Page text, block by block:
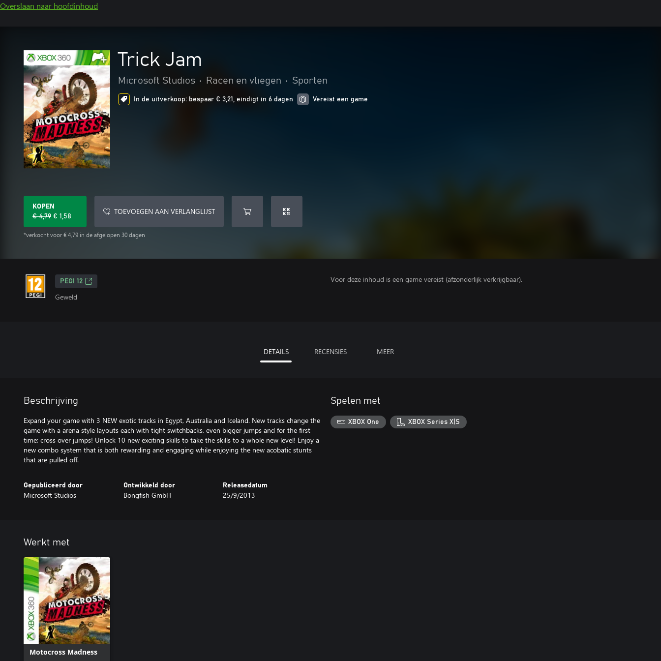
Overslaan naar hoofdinhoud
Trick Jam
Microsoft Studios • Racen en vliegen • Sporten
In de uitverkoop: bespaar € 3,21, eindigt in 6 dagen Vereist een game
KOPEN
€ 4,79 € 1,58
*verkocht voor € 4,79 in de afgelopen 30 dagen
TOEVOEGEN AAN VERLANGLIJST
PEGI 12
Geweld
Voor deze inhoud is een game vereist (afzonderlijk verkrijgbaar).
DETAILS RECENSIES MEER
Beschrijving
Expand your game with 3 NEW exotic tracks in Egypt, Australia and Iceland. New tracks change the
game with a arena style layouts each with tight switchbacks, even bigger jumps and for the first
time; cross over jumps! Unlock 10 new exciting skills to take the skills to a whole new level! Enjoy a
new combo system that is both rewarding and engaging while enjoying the new acobatic stunts
that are pulled off.
Gepubliceerd door
Microsoft Studios
Ontwikkeld door
Bongfish GmbH
Releasedatum
25/9/2013
Spelen met
XBOX One XBOX Series X|S
Werkt met
Motocross Madness